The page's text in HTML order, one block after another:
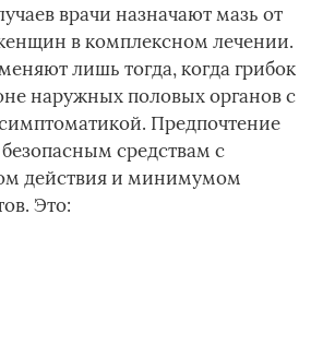
врачи назначают мазь от
в комплексном лечении.
лишь тогда, когда грибок
наружных половых органов с
Предпочтение
безопасным средствам с
действия и минимумом
Это: